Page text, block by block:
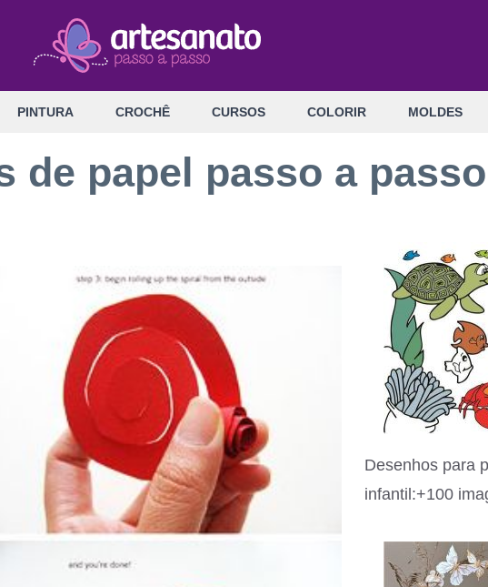
PINTURA CROCHÊ CURSOS COLORIR MOLDES
de papel passo a passo
Desenhos para
infantil:+100